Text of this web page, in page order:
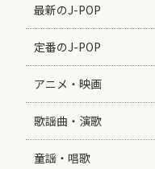
最新のJ-POP
定番のJ-POP
アニメ・映画
歌謡曲・演歌
童謡・唱歌